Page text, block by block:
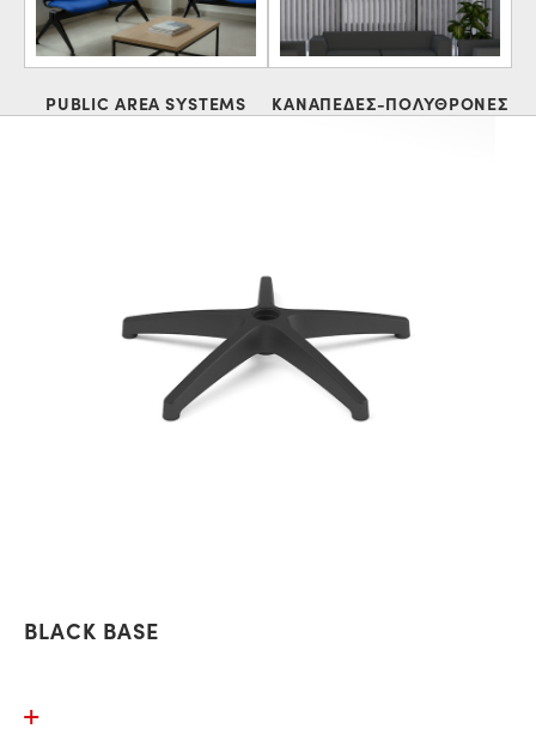
PUBLIC AREA SYSTEMS ΚΑΝΑΠΕΔΕΣ-ΠΟΛΥΘΡΟΝΕΣ
BLACK BASE